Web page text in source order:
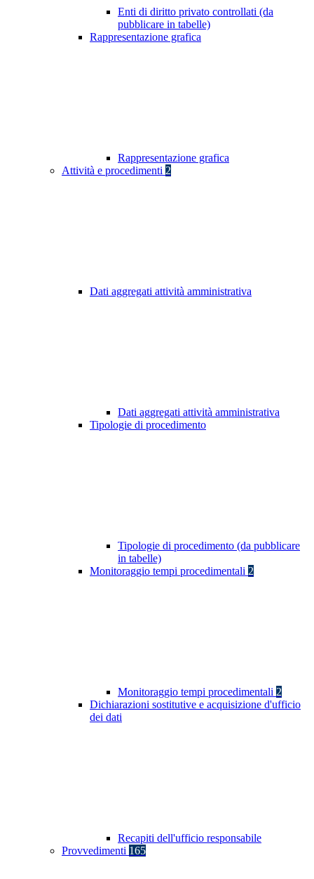
Enti di diritto privato controllati (da
pubblicare in tabelle)
Rappresentazione grafica
Rappresentazione grafica
Attività e procedimenti 2
Dati aggregati attività amministrativa
Dati aggregati attività amministrativa
Tipologie di procedimento
Tipologie di procedimento (da pubblicare
in tabelle)
Monitoraggio tempi procedimentali 2
Monitoraggio tempi procedimentali 2
Dichiarazioni sostitutive e acquisizione d'ufficio
dei dati
Recapiti dell'ufficio responsabile
Provvedimenti 165